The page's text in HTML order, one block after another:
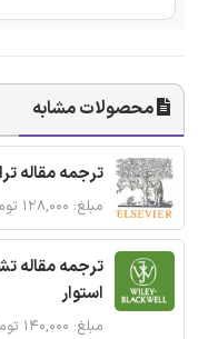
محصولات مشابه
ترجمه مقاله
مبلغ: ۱۲۸,۰۰۰ تومان
ترجمه مقاله
استوار
مبلغ: ۱۴۰,۰۰۰ تومان